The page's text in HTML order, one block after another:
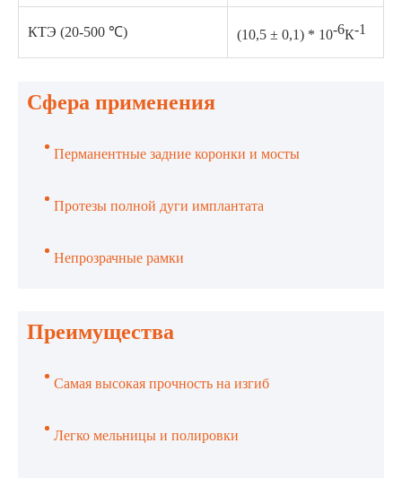
КТЭ (20-500 ℃) (10,5 ± 0,1) * 10-6К-1
Сфера применения
Перманентные задние коронки и мосты
Протезы полной дуги имплантата
Непрозрачные рамки
Преимущества
Самая высокая прочность на изгиб
Легко мельницы и полировки